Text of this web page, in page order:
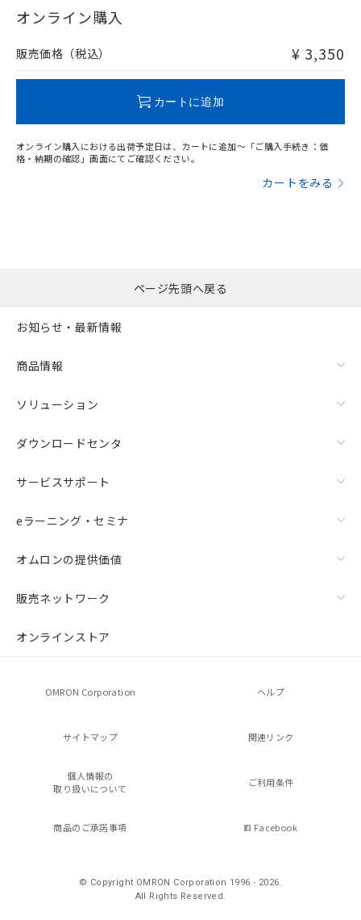
在庫等で未対応品が混在する可能性があります。
問い合わせください。
オンライン購入
販売価格（税込） ¥ 3,350
カートに追加
オンライン購入における出荷予定日は、カートに追加～「ご購入手続き：価
格・納期の確認」画面にてご確認ください。
カートをみる
ページ先頭へ戻る
お知らせ・最新情報
商品情報
ソリューション
ダウンロードセンタ
サービスサポート
eラーニング・セミナ
オムロンの提供価値
販売ネットワーク
オンラインストア
OMRON Corporation ヘルプ
サイトマップ 関連リンク
個人情報の
取り扱いについて
ご利用条件
商品のご承諾事項 Facebook
© Copyright OMRON Corporation 1996 - 2026.
All Rights Reserved.